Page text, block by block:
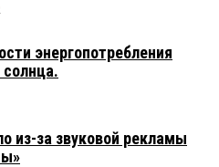
энергопотребления
из-за звуковой рекламы